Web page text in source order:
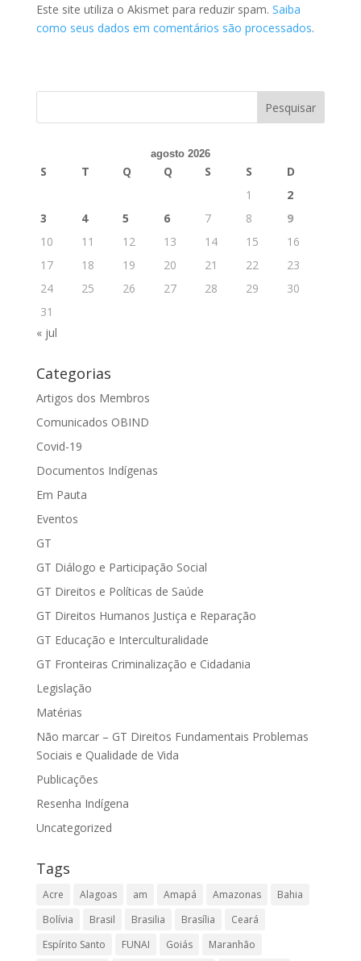
Este site utiliza o Akismet para reduzir spam. Saiba
como seus dados em comentários são processados.
agosto 2026
S T Q Q S S
D
1
2
3
4 5 6 7 8
9
10
11 12 13 14 15
16
17
18 19 20 21 22
23
24
25 26 27 28 29
30
31
« jul
Categorias
Artigos dos Membros
Comunicados OBIND
Covid-19
Documentos Indígenas
Em Pauta
Eventos
GT
GT Diálogo e Participação Social
GT Direitos e Políticas de Saúde
GT Direitos Humanos Justiça e Reparação
GT Educação e Interculturalidade
GT Fronteiras Criminalização e Cidadania
Legislação
Matérias
Não marcar – GT Direitos Fundamentais Problemas
Sociais e Qualidade de Vida
Publicações
Resenha Indígena
Uncategorized
Tags
Acre Alagoas am Amapá Amazonas
Bahia
Bolívia
Brasil Brasilia Brasília
Ceará
Espírito Santo
FUNAI Goiás
Maranhão